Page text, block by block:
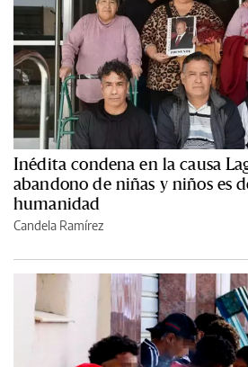
Inédita condena en la causa
abandono de niñas y niños es
humanidad
Candela Ramírez